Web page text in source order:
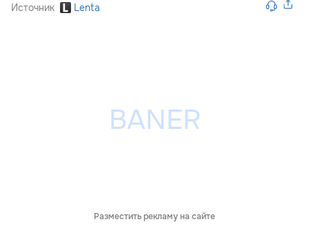
Источник Lenta
Разместить рекламу на сайте